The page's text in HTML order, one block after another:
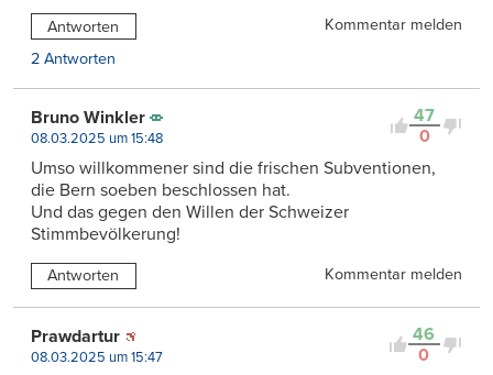
Antworten
Kommentar melden
2 Antworten
47
0
Bruno Winkler
08.03.2025 um 15:48
Umso willkommener sind die frischen Subventionen,
die Bern soeben beschlossen hat.
Und das gegen den Willen der Schweizer
Stimmbevölkerung!
Antworten Kommentar melden
46
0
Prawdartur
08.03.2025 um 15:47